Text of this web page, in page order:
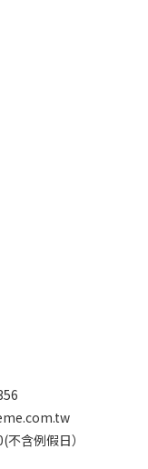
含例假日）